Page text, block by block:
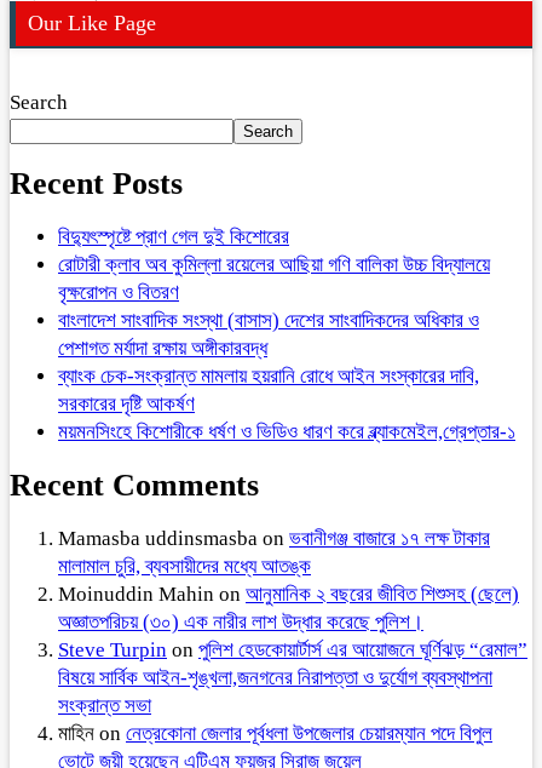
Our Like Page
Search
Search
Recent Posts
বিদ্যুৎস্পৃষ্টে প্রাণ গেল দুই কিশোরের
রোটারী ক্লাব অব কুমিল্লা রয়েলের আছিয়া গণি বালিকা উচ্চ বিদ্যালয়ে
বৃক্ষরোপন ও বিতরণ
বাংলাদেশ সাংবাদিক সংস্থা (বাসাস) দেশের সাংবাদিকদের অধিকার ও
পেশাগত মর্যাদা রক্ষায় অঙ্গীকারবদ্ধ
ব্যাংক চেক-সংক্রান্ত মামলায় হয়রানি রোধে আইন সংস্কারের দাবি,
সরকারের দৃষ্টি আকর্ষণ
ময়মনসিংহে কিশোরীকে ধর্ষণ ও ভিডিও ধারণ করে ব্ল্যাকমেইল,গ্রেপ্তার-১
Recent Comments
Mamasba uddinsmasba on ভবানীগঞ্জ বাজারে ১৭ লক্ষ টাকার
মালামাল চুরি, ব্যবসায়ীদের মধ্যে আতঙ্ক
Moinuddin Mahin on আনুমানিক ২ বছরের জীবিত শিশুসহ (ছেলে)
অজ্ঞাতপরিচয় (৩০) এক নারীর লাশ উদ্ধার করেছে পুলিশ।
Steve Turpin on পুলিশ হেডকোয়ার্টার্স এর আয়োজনে ঘূর্ণিঝড় “রেমাল”
বিষয়ে সার্বিক আইন-শৃঙ্খলা,জনগনের নিরাপত্তা ও দুর্যোগ ব্যবস্থাপনা
সংক্রান্ত সভা
মাহিন on নেত্রকোনা জেলার পূর্বধলা উপজেলার চেয়ারম্যান পদে বিপুল
ভোটে জয়ী হয়েছেন এটিএম ফয়জুর সিরাজ জুয়েল